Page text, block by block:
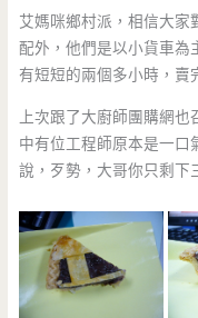
艾媽咪鄉村派，相信大家
配外，他們是以小貨車為
有短短的兩個多小時，賣
上次跟了大廚師團購網也
中有位工程師原本是一
說，歹勢，大哥你只剩下